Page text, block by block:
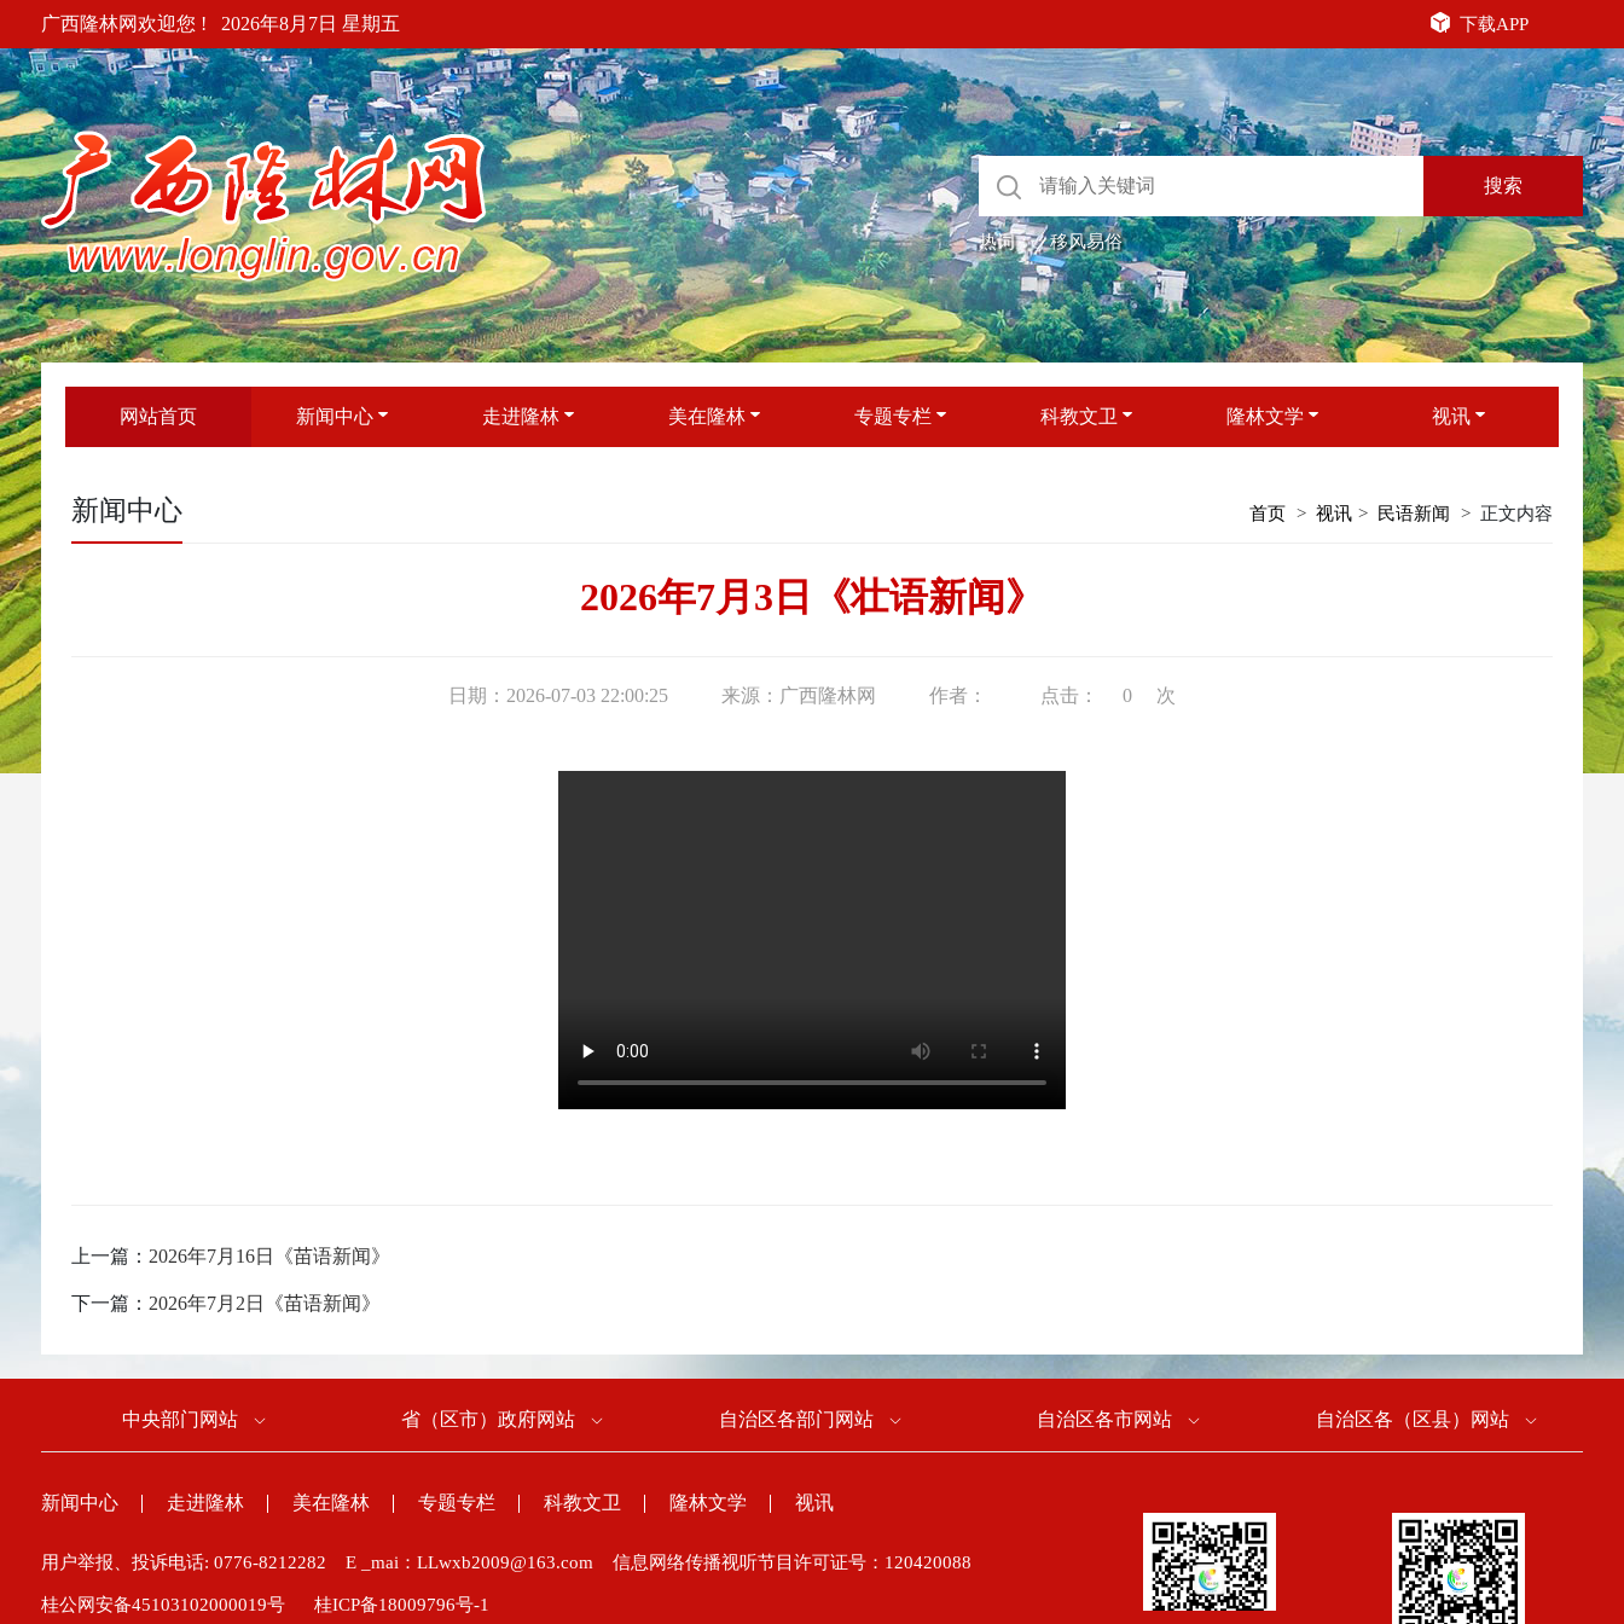
广西隆林网欢迎您 ! 2026年8月7日 星期五 下载APP
搜索
热词： 移风易俗
网站首页 新闻中心 走进隆林 美在隆林 专题专栏 科教文卫 隆林文学 视讯
新闻中心 首页 视讯 民语新闻 正文内容
2026年7月3日《壮语新闻》
日期：2026-07-03 22:00:25 来源：广西隆林网 作者： 点击： 0 次
上一篇： 2026年7月16日《苗语新闻》
下一篇： 2026年7月2日《苗语新闻》
中央部门网站 省（区市）政府网站 自治区各部门网站 自治区各市网站 自治区各（区县）网站
新闻中心 走进隆林 美在隆林 专题专栏 科教文卫 隆林文学 视讯
用户举报、投诉电话: 0776-8212282 E _mai：LLwxb2009@163.com 信息网络传播视听节目许可证号：120420088
桂公网安备45103102000019号 桂ICP备18009796号-1